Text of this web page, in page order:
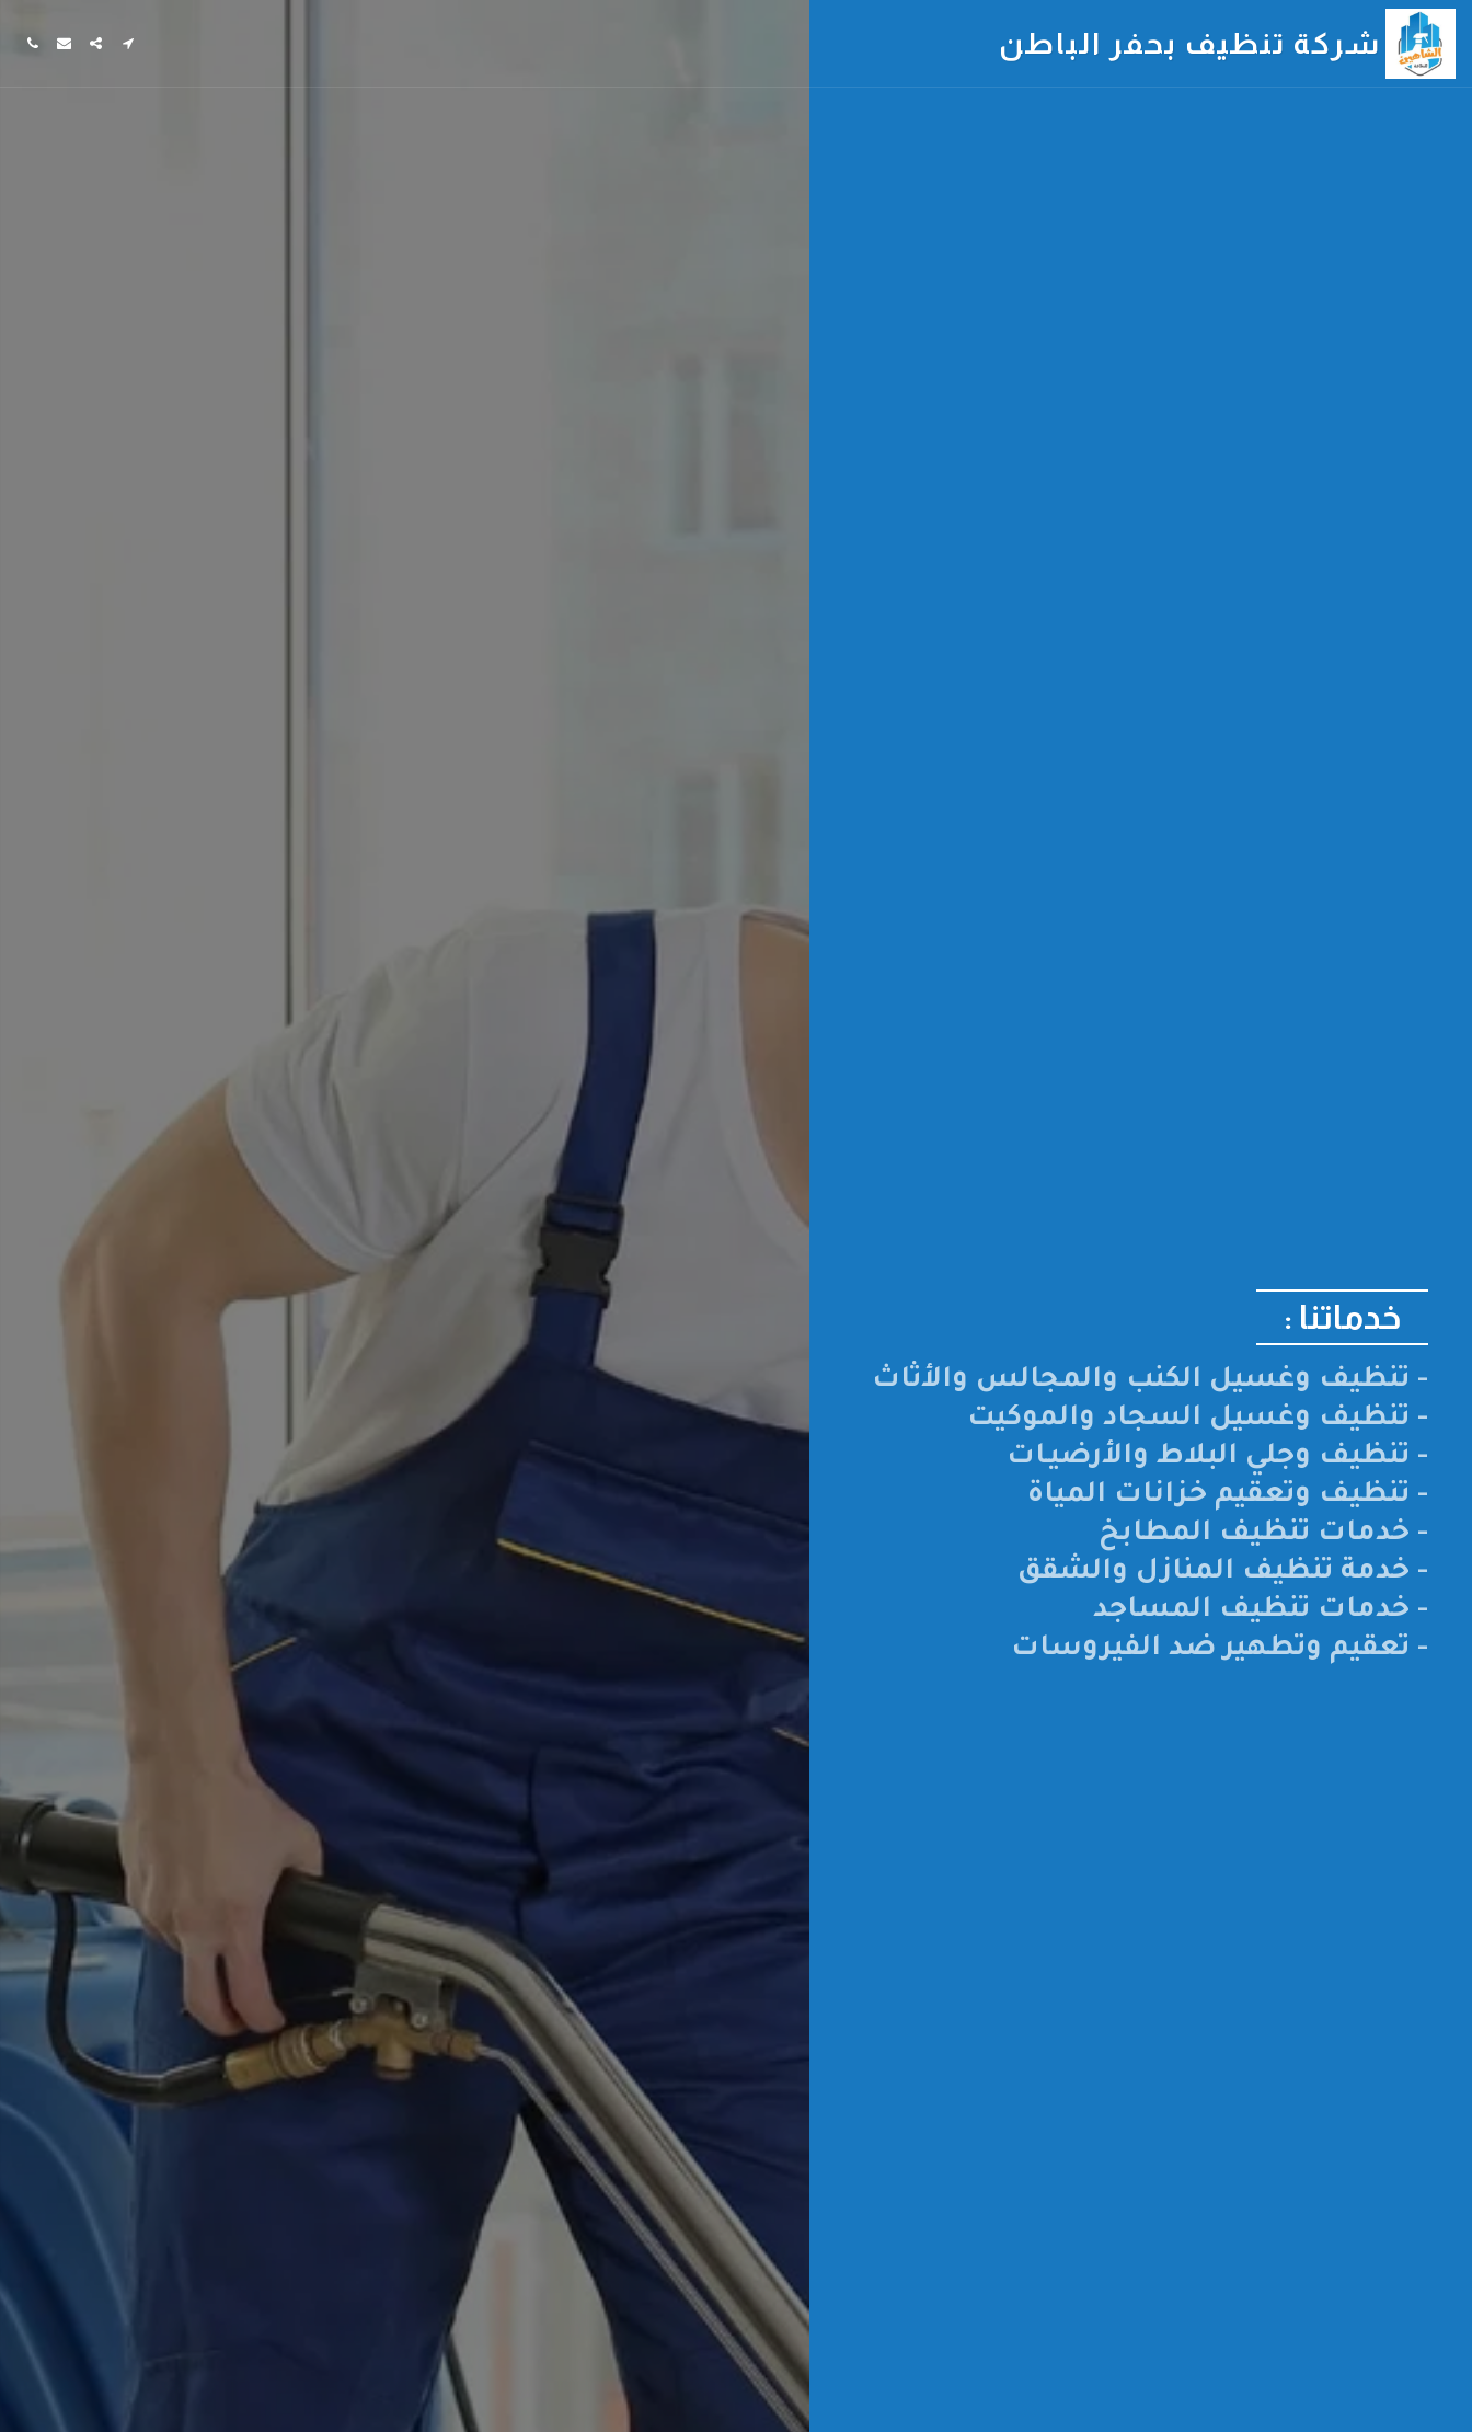
شركة تنظيف بحفر الباطن
خدماتنا :
- تنظيف وغسيل الكنب والمجالس والأثاث
- تنظيف وغسيل السجاد والموكيت
- تنظيف وجلي البلاط والأرضيـات
- تنظيف وتعقيم خزانات المياة
- خدمات تنظيف المطابخ
- خدمة تنظيف المنازل والشقق
- خدمات تنظيف المساجد
- تعقيم وتطهير ضد الفيروسات